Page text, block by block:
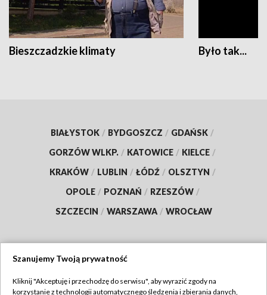
Bieszczadzkie klimaty Było tak...
BIAŁYSTOK / BYDGOSZCZ / GDAŃSK /
GORZÓW WLKP. / KATOWICE / KIELCE /
KRAKÓW / LUBLIN / ŁÓDŹ / OLSZTYN /
OPOLE / POZNAŃ / RZESZÓW /
SZCZECIN / WARSZAWA / WROCŁAW
Szanujemy Twoją prywatność
Kliknij "Akceptuję i przechodzę do serwisu", aby wyrazić zgody na
korzystanie z technologii automatycznego śledzenia i zbierania danych,